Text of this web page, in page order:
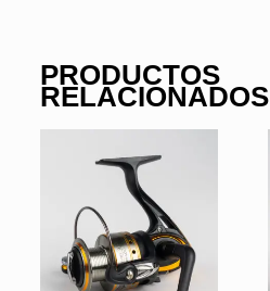
PRODUCTOS
RELACIONADOS